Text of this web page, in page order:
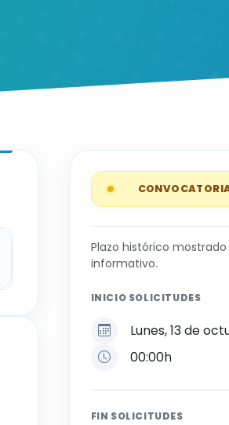
Plazo histórico
informativo.
INICIO SOLICITUDES
Lunes, 13 de
00:00h
FIN SOLICITUDES